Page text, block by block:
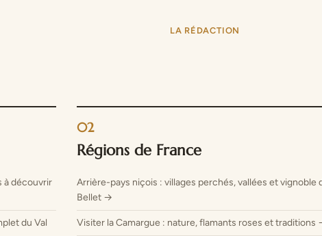
LA RÉDACTION
à découvrir
du Val
02
Régions de France
Arrière-pays niçois : villages perchés, vallées et vignoble
Bellet →
Visiter la Camargue : nature, flamants roses et traditions